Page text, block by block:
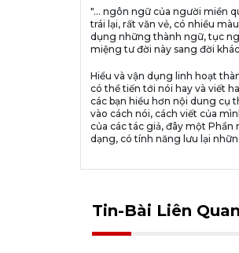
"... ngôn ngữ của người miền
trái lại, rất văn vẻ, có nhiều
dụng những thành ngữ, tục
miệng tư đời này sang đời
Hiểu và vận dụng linh hoạt
có thể tiến tới nói hay và viết
các bạn hiểu hơn nội dung cụ
vào cách nói, cách viết của
của các tác giả, đây một
dạng, có tính năng lưu lại
Tin-Bài Liên Quan